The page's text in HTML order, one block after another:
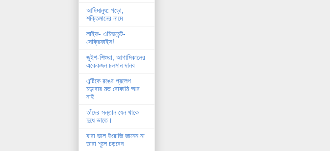
আদিমানুষ: পড়ো,
শক্তিমানের নামে
লাইফ- এচিভমেন্ট-
সেক্রিফাইস!
জুইশ-শিশুরা, আগামিকালের
একেকজন চলমান দানব
এন্টিকে রঙের প্রলেপ
চড়াবার মত বোকামি আর
নাই
তাঁদের সন্তান যেন থাকে
দুধে ভাতে।
যারা ভাল ইংরাজি জানেন না
তারা শূলে চড়বেন